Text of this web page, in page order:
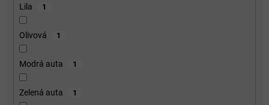
Lila 1
Olivová 1
Modrá auta 1
Zelená auta 1